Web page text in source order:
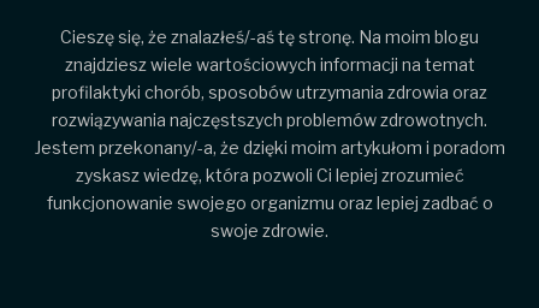
Cieszę się, że znalazłeś/-aś tę stronę. Na moim blogu
znajdziesz wiele wartościowych informacji na temat
profilaktyki chorób, sposobów utrzymania zdrowia oraz
rozwiązywania najczęstszych problemów zdrowotnych.
Jestem przekonany/-a, że dzięki moim artykułom i poradom
zyskasz wiedzę, która pozwoli Ci lepiej zrozumieć
funkcjonowanie swojego organizmu oraz lepiej zadbać o
swoje zdrowie.